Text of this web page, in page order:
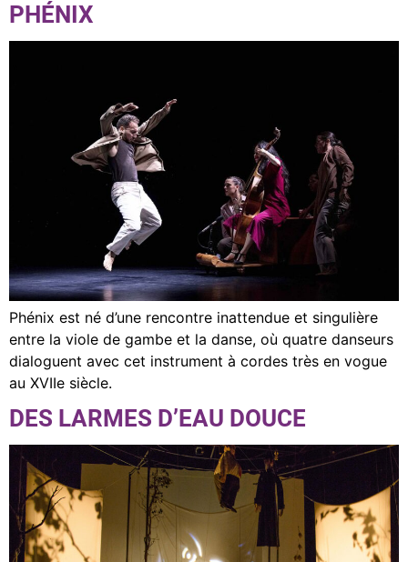
PHÉNIX
Phénix est né d’une rencontre inattendue et singulière
entre la viole de gambe et la danse, où quatre danseurs
dialoguent avec cet instrument à cordes très en vogue
au XVIIe siècle.
DES LARMES D’EAU DOUCE